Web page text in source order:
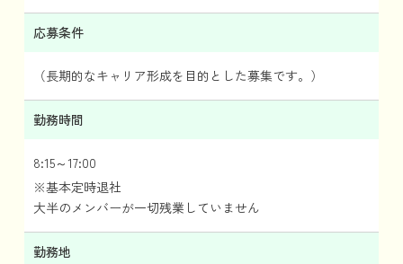
応募条件
（長期的なキャリア形成を目的とした募集です。）
勤務時間
8:15～17:00
※基本定時退社
大半のメンバーが一切残業していません
勤務地